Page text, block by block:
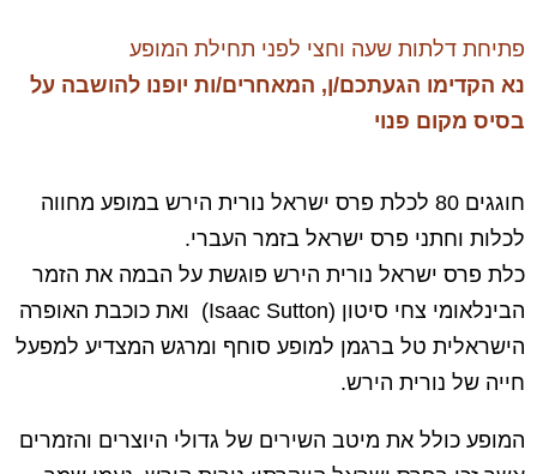
פתיחת דלתות שעה וחצי לפני תחילת המופע
נא הקדימו הגעתכם/ן, המאחרים/ות יופנו להושבה על
בסיס מקום פנוי
חוגגים 80 לכלת פרס ישראל נורית הירש במופע מחווה
לכלות וחתני פרס ישראל בזמר העברי.
כלת פרס ישראל נורית הירש פוגשת על הבמה את הזמר
הבינלאומי צחי סיטון (Isaac Sutton) ואת כוכבת האופרה
הישראלית טל ברגמן למופע סוחף ומרגש המצדיע למפעל
חייה של נורית הירש.
המופע כולל את מיטב השירים של גדולי היוצרים והזמרים